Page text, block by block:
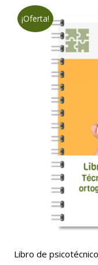
¡Oferta!
Libro de